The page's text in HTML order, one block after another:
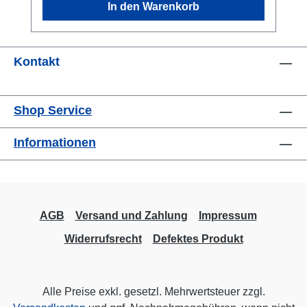
ersten 2 Wochen der Miete. Fragen Sie bitte
die Lieferzeitangabe ist unverbindlich!
Anleitung
In den Warenkorb
Kontakt
Shop Service
Informationen
AGB Versand und Zahlung
Impressum
Widerrufsrecht
Defektes Produkt
Alle Preise exkl. gesetzl. Mehrwertsteuer zzgl.